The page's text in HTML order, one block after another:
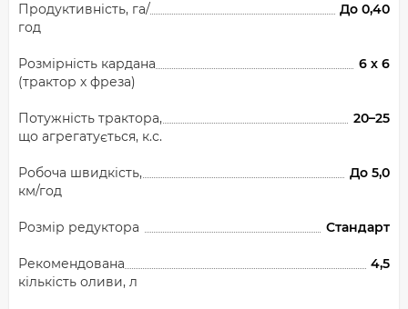
Продуктивність, га/
год
До 0,40
Розмірність кардана
(трактор х фреза)
6 х 6
Потужність трактора,
що агрегатується, к.с.
20–25
Робоча швидкість,
км/год
До 5,0
Розмір редуктора Стандарт
Рекомендована
кількість оливи, л
4,5